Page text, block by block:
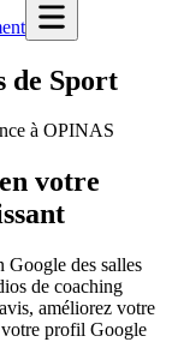
de Sport
à OPINAS
votre
des salles
de coaching
améliorez votre
profil Google